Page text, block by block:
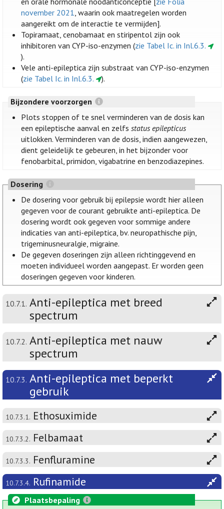
november 2021, waarin ook maatregelen worden
aangereikt om de interactie te vermijden].
Topiramaat, cenobamaat en stiripentol zijn ook
inhibitoren van CYP-iso-enzymen (zie Tabel Ic. in Inl.6.3.
).
Vele anti-epileptica zijn substraat van CYP-iso-enzymen
(zie Tabel Ic. in Inl.6.3. ).
Bijzondere voorzorgen
Plots stoppen of te snel verminderen van de dosis kan
een epileptische aanval en zelfsstatus epilepticus
uitlokken. Verminderen van de dosis, indien aangewezen,
dient geleidelijk te gebeuren, in het bijzonder voor
fenobarbital, primidon, vigabatrine en benzodiazepines.
Dosering
De dosering voor gebruik bij epilepsie wordt hier alleen
gegeven voor de courant gebruikte anti-epileptica. De
dosering wordt ook gegeven voor sommige andere
indicaties van anti-epileptica, bv. neuropathische pijn,
trigeminusneuralgie, migraine.
De gegeven doseringen zijn alleen richtinggevend en
moeten individueel worden aangepast. Er worden geen
doseringen gegeven voor kinderen.
10.7.1. Anti-epileptica met breed
spectrum
10.7.2. Anti-epileptica met nauw
spectrum
10.7.3. Anti-epileptica met beperkt
gebruik
10.7.3.1. Ethosuximide
10.7.3.2. Felbamaat
10.7.3.3. Fenfluramine
10.7.3.4. Rufinamide
Plaatsbepaling